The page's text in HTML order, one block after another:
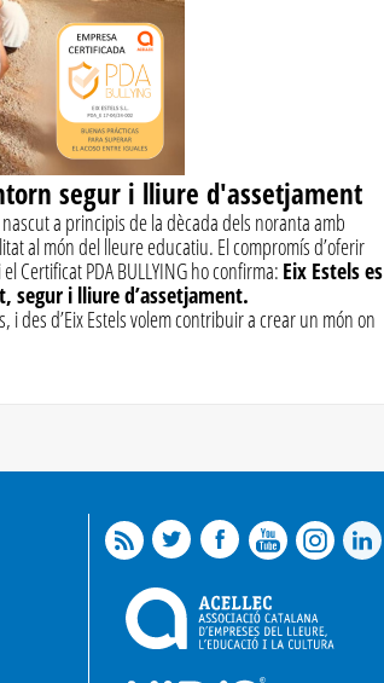
segur i lliure d'assetjament
a principis de la dècada dels noranta amb
al món del lleure educatiu. El compromís d’oferir
Certificat PDA BULLYING ho confirma: Eix Estels es
segur i lliure d’assetjament.
des d’Eix Estels volem contribuir a crear un món on